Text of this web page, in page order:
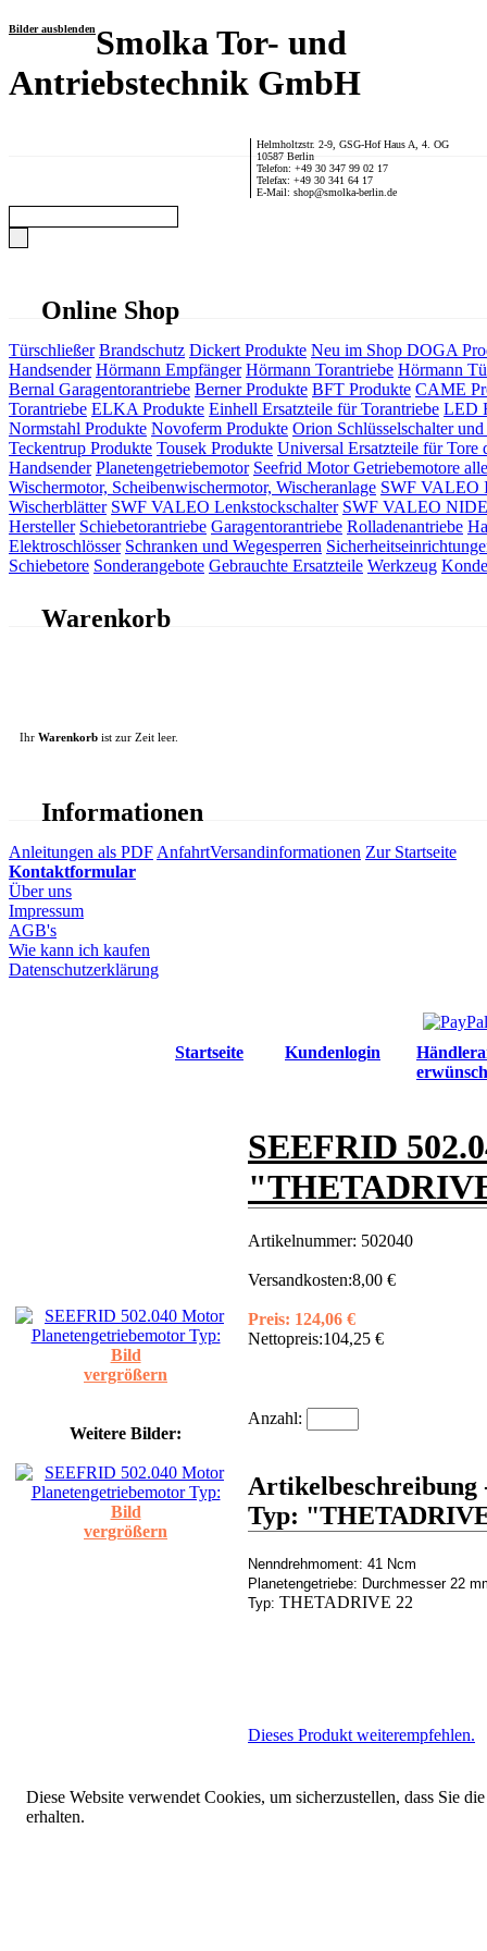
Bilder ausblendenSmolka Tor- und
Antriebstechnik GmbH
Helmholtzstr. 2-9, GSG-Hof Haus A, 4. OG
10587 Berlin
Telefon: +49 30 347 99 02 17
Telefax: +49 30 341 64 17
E-Mail: shop@smolka-berlin.de
Online Shop
Türschließer Brandschutz Dickert Produkte Neu im Shop DOGA
Handsender Hörmann Empfänger Hörmann Torantriebe Hörmann
Bernal Garagentorantriebe Berner Produkte BFT Produkte CAME
Torantriebe ELKA Produkte Einhell Ersatzteile für Torantriebe LED
Normstahl Produkte Novoferm Produkte Orion Schlüsselschalter und
Teckentrup Produkte Tousek Produkte Universal Ersatzteile für Tore
Handsender Planetengetriebemotor Seefrid Motor Getriebemotore
Wischermotor, Scheibenwischermotor, Wischeranlage SWF VALEO
Wischerblätter SWF VALEO Lenkstockschalter SWF VALEO
Hersteller Schiebetorantriebe Garagentorantriebe Rolladenantriebe
Elektroschlösser Schranken und Wegesperren
Schiebetore Sonderangebote Gebrauchte Ersatzteile Werkzeug
Warenkorb
Ihr Warenkorb ist zur Zeit leer.
Informationen
Anleitungen als PDF AnfahrtVersandinformationen Zur Startseite
Kontaktformular
Über uns
Impressum
AGB's
Wie kann ich kaufen
Datenschutzerklärung
Startseite Kundenlogin
Bild
vergrößern
Weitere Bilder:
Bild
vergrößern
SEEFRID
Artikelnummer: 502040
Versandkosten:8,00 €
Preis: 124,06 €
Nettopreis:104,25 €
Anzahl:
Artikelbeschreibung
Typ:
Nenndrehmoment: 41 Ncm
Planetengetriebe: Durchmesser 22
Typ: THETADRIVE 22
Dieses Produkt weiterempfehlen.
Diese Website verwendet Cookies, um sicherzustellen, dass Sie
erhalten.